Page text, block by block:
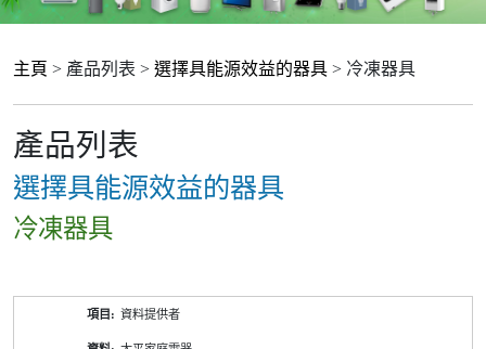
主頁 > 產品列表 > 選擇具能源效益的器具 > 冷凍器具
產品列表
選擇具能源效益的器具
冷凍器具
資料提供者